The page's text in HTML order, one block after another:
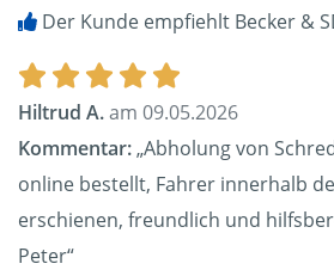
Der Kunde empfiehlt Becker &
Hiltrud A.am 09.05.2026
Kommentar:„Abholung von
online bestellt, Fahrer innerhalb
erschienen, freundlich und
Peter“